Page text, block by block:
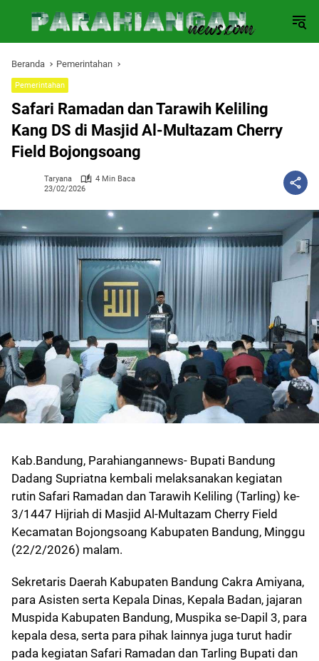
Beranda Pemerintahan
Pemerintahan
Safari Ramadan dan Tarawih Keliling
Kang DS di Masjid Al-Multazam Cherry
Field Bojongsoang
Taryana
4 Min Baca
23/02/2026
Kab.Bandung, Parahiangannews- Bupati Bandung
Dadang Supriatna kembali melaksanakan kegiatan
rutin Safari Ramadan dan Tarawih Keliling (Tarling) ke-
3/1447 Hijriah di Masjid Al-Multazam Cherry Field
Kecamatan Bojongsoang Kabupaten Bandung, Minggu
(22/2/2026) malam.
Sekretaris Daerah Kabupaten Bandung Cakra Amiyana,
para Asisten serta Kepala Dinas, Kepala Badan, jajaran
Muspida Kabupaten Bandung, Muspika se-Dapil 3, para
kepala desa, serta para pihak lainnya juga turut hadir
pada kegiatan Safari Ramadan dan Tarling Bupati dan